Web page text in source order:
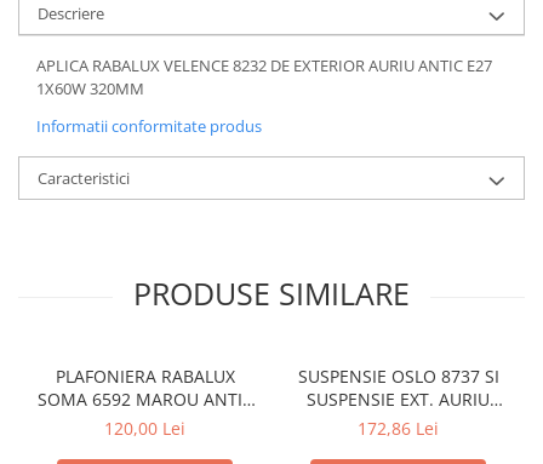
Descriere
APLICA RABALUX VELENCE 8232 DE EXTERIOR AURIU ANTIC E27
1X60W 320MM
Informatii conformitate produs
Caracteristici
PRODUSE SIMILARE
PLAFONIERA RABALUX
SOMA 6592 MAROU ANTIC
CREM E14 2X40W 350MM
120,00 Lei
SUSPENSIE OSLO 8737 SI
SUSPENSIE EXT. AURIU
ANTIC TRANSPARENT E27
172,86 Lei